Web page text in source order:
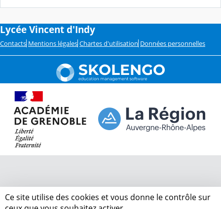
Lycée Vincent d'Indy
Contacts Mentions légales Chartes d'utilisation Données personnelles
Ce site utilise des cookies et vous donne le contrôle sur